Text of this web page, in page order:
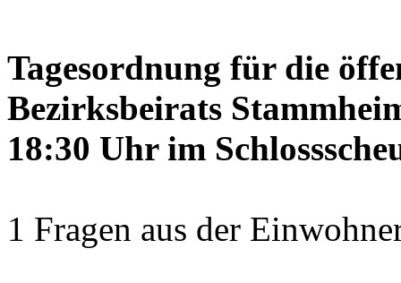
Tagesordnung für die
Bezirksbeirats
18:30 Uhr im
1 Fragen aus der